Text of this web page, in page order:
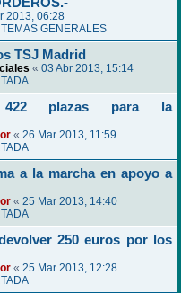
2013, 06:28
GENERALES
TSJ Madrid
« 03 Abr 2013, 15:14
422 plazas para la
« 26 Mar 2013, 11:59
a la marcha en apoyo a
« 25 Mar 2013, 14:40
250 euros por los
« 25 Mar 2013, 12:28